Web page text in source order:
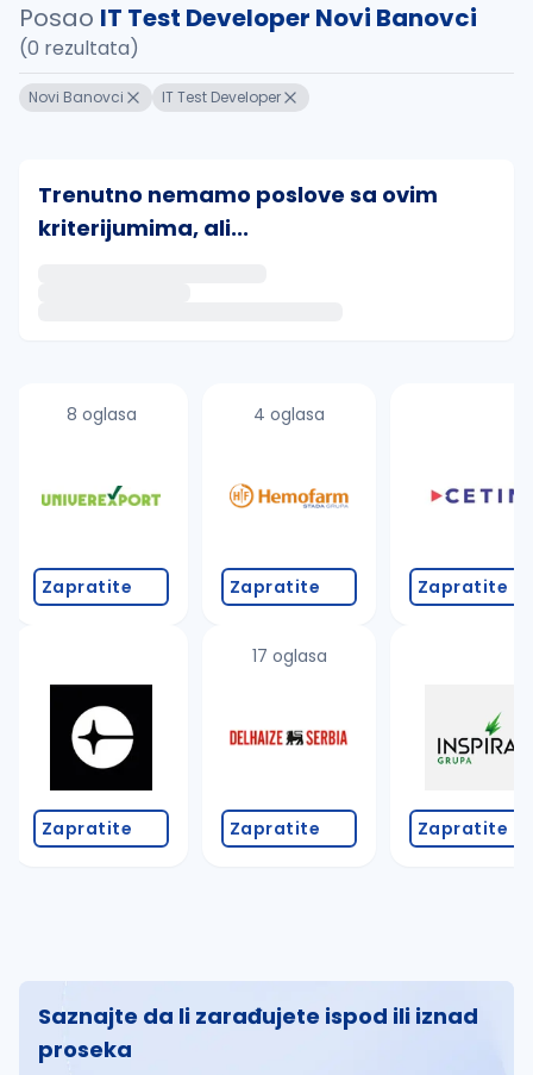
Posao IT Test Developer Novi Banovci
(0 rezultata)
Novi Banovci IT Test Developer
Trenutno nemamo poslove sa ovim
kriterijumima, ali...
proverite pravopisne greške (koristite č, ć, š, đ,
promenite odabrane filtere pretrage
8 oglasa
Zapratite
Zapratite
4 oglasa
Zapratite
17 oglasa
Zapratite
Zapratite
Zapratite
Saznajte da li zarađujete ispod ili iznad
proseka